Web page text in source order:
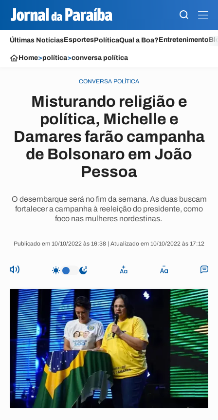
Últimas NotíciasEsportesPolíticaQual a Boa?Entretenimento
Home>política>conversa política
CONVERSA POLÍTICA
Misturando religião e
política, Michelle e
Damares farão campanha
de Bolsonaro em João
Pessoa
O desembarque será no fim da semana. As duas buscam
fortalecer a campanha à reeleição do presidente, como
foco nas mulheres nordestinas.
Publicado em 10/10/2022 às 16:38 | Atualizado em 10/10/2022 às 17:12